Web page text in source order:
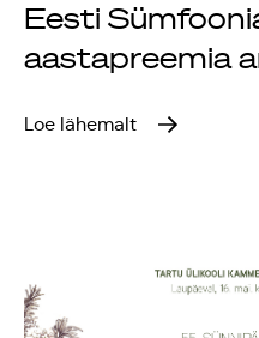
Eesti
aastapreemia
Loe lähemalt